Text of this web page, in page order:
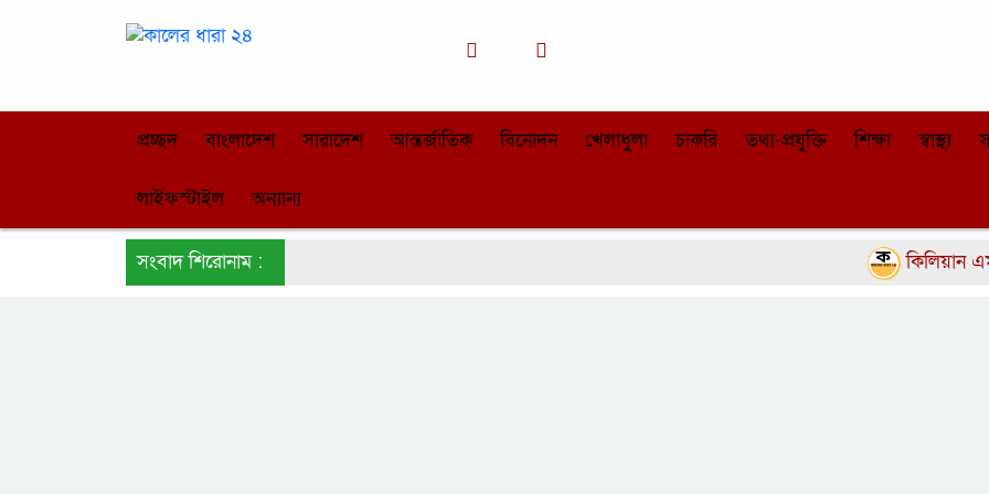
প্রচ্ছদ বাংলাদেশ সারাদেশ আন্তর্জাতিক বিনোদন খেলাধুলা চাকরি তথ্য-প্রযুক্তি শিক্ষা স্বাস্থ্য
লাইফস্টাইল অন্যান্য
সংবাদ শিরোনাম : কিলিয়ান